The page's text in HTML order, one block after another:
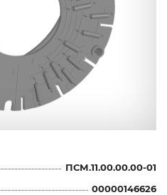
ПСМ.11.00.00.00-01
00000146626